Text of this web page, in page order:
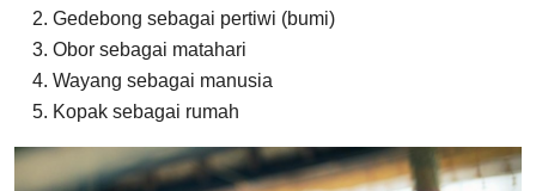
Gedebong sebagai pertiwi (bumi)
Obor sebagai matahari
Wayang sebagai manusia
Kopak sebagai rumah